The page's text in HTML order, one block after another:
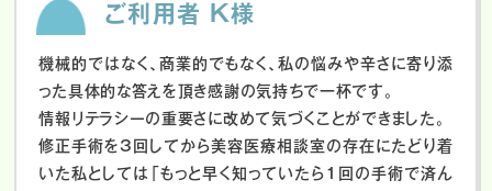
ご利用者 K様
機械的ではなく、商業的でもなく、私の悩みや辛さに寄り添
った具体的な答えを頂き感謝の気持ちで一杯です。
情報リテラシーの重要さに改めて気づくことができました。
修正手術を3回してから美容医療相談室の存在にたどり着
いた私としては「もっと早く知っていたら1回の手術で済ん